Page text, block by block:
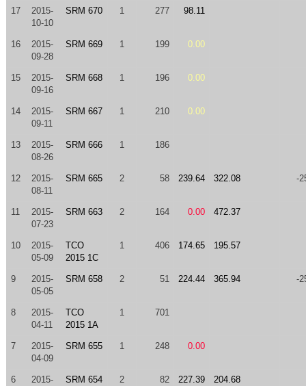
17
2015-
10-10
SRM 670 1 277 98.11
16
2015-
09-28
SRM 669 1 199 0.00
15
2015-
09-16
SRM 668 1 196 0.00
14
2015-
09-11
SRM 667 1 210 0.00
13
2015-
08-26
SRM 666 1 186
12
2015-
08-11
SRM 665 2 58 239.64 322.08 -
11
2015-
07-23
SRM 663 2 164 0.00 472.37
10
2015-
05-09
TCO
2015 1C
1 406 174.65 195.57
9
2015-
05-05
SRM 658 2 51 224.44 365.94 -
8
2015-
04-11
TCO
2015 1A
1 701
7
2015-
04-09
SRM 655 1 248 0.00
6
2015-
SRM 654 2 82 227.39 204.68